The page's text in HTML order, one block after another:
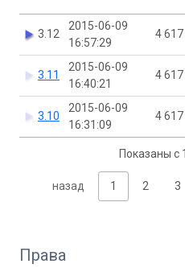
3.12
2015-06-09
16:57:29
4 617
3.11
2015-06-09
16:40:21
4 617
3.10
2015-06-09
16:31:09
4 617
Показаны с
назад 1 2 3
Права